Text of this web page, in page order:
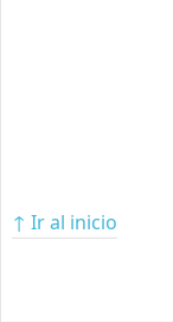
↑ Ir al inicio